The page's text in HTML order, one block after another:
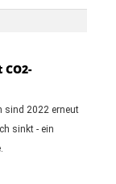
sind 2022 erneut
sinkt - ein